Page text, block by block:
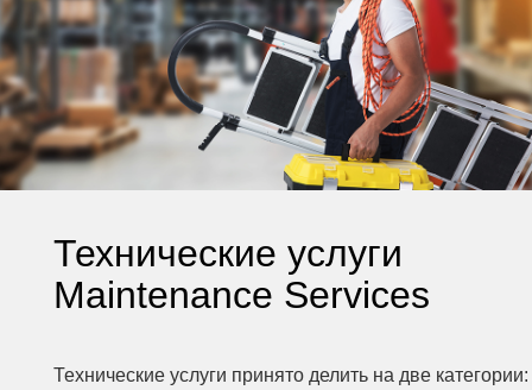
Технические услуги
Maintenance Services
Технические услуги принято делить на две категории: